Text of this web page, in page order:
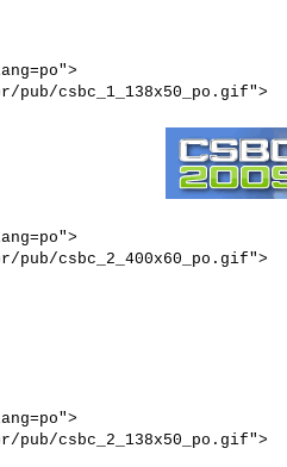
">
csbc_1_138x50_po.gif">
csbc_2_400x60_po.gif">
">
csbc_2_138x50_po.gif">